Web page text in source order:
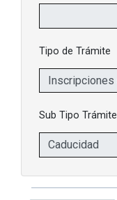
Tipo de Trámite
Sub Tipo Trámite